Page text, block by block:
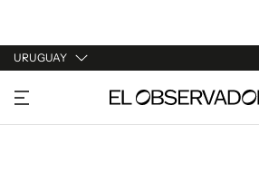
URUGUAY
URUGUAY
ARGENTINA